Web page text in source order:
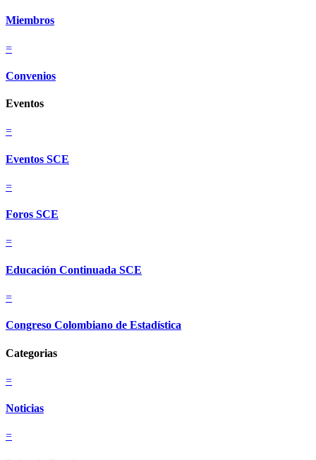
Miembros
=
Convenios
Eventos
=
Eventos SCE
=
Foros SCE
=
Educación Continuada SCE
=
Congreso Colombiano de Estadística
Categorias
=
Noticias
=